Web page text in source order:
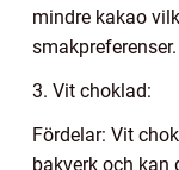
mindre kakao
smakpreferenser.
3. Vit choklad:
Fördelar: Vit
bakverk och kan